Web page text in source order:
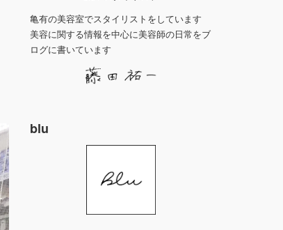
亀有の美容室でスタイリストをしています
美容に関する情報を中心に美容師の日常をブ
ログに書いています
blu